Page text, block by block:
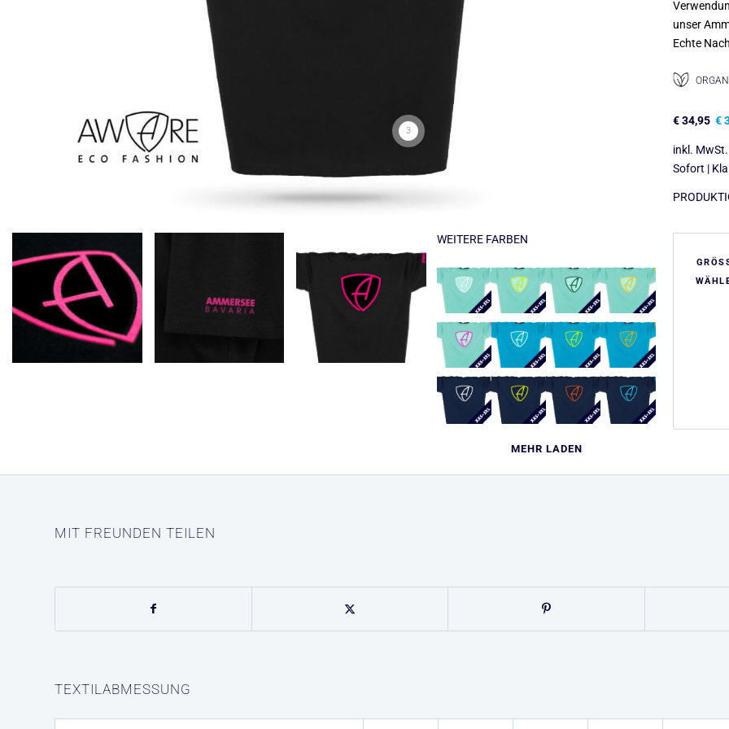
3
WEITERE FARBEN
MEHR LADEN
unser
Echte
€34,95 €
inkl.
Sofort |
MIT FREUNDEN TEILEN
TEXTILABMESSUNG